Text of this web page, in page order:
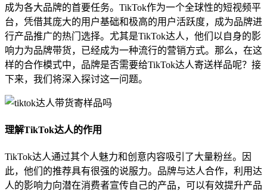
成为各大品牌的首要任务。TikTok作为一个全球性的短视频平
台，凭借其庞大的用户基础和极高的用户活跃度，成为品牌进
行产品推广的热门选择。尤其是TikTok达人，他们以自身的影
响力为品牌带货，已经成为一种流行的营销方式。那么，在这
样的合作模式中，品牌是否需要给TikTok达人寄送样品呢？接
下来，我们将深入探讨这一问题。
理解TikTok达人的作用
TikTok达人通过其个人魅力和创意内容吸引了大量粉丝。因
此，他们的推荐具有很强的说服力。品牌与达人合作，利用达
人的影响力向潜在消费者宣传自己的产品，可以有效提升产品